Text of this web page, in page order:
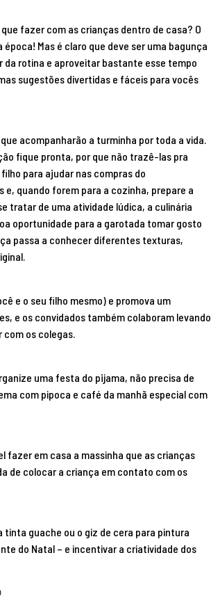
fazer com as crianças dentro de casa? O
Mas é claro que deve ser uma bagunça
da rotina e aproveitar bastante esse tempo
sugestões divertidas e fáceis para vocês
acompanharão a turminha por toda a vida.
fique pronta, por que não trazê-las pra
para ajudar nas compras do
quando forem para a cozinha, prepare a
tratar de uma atividade lúdica, a culinária
oportunidade para a garotada tomar gosto
passa a conhecer diferentes texturas,
e o seu filho mesmo) e promova um
e os convidados também colaboram levando
com os colegas.
uma festa do pijama, não precisa de
com pipoca e café da manhã especial com
fazer em casa a massinha que as crianças
de colocar a criança em contato com os
tinta guache ou o giz de cera para pintura
do Natal – e incentivar a criatividade dos